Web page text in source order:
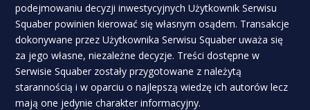
podejmowaniu decyzji inwestycyjnych Użytkownik Serwisu
Squaber powinien kierować się własnym osądem. Transakcje
dokonywane przez Użytkownika Serwisu Squaber uważa się
za jego własne, niezależne decyzje. Treści dostępne w
Serwisie Squaber zostały przygotowane z należytą
starannością i w oparciu o najlepszą wiedzę ich autorów lecz
mają one jedynie charakter informacyjny.